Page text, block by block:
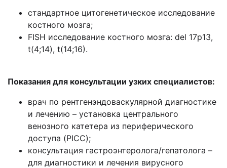
стандартное цитогенетическое исследование
костного мозга;
FISH исследование костного мозга: del 17p13,
t(4;14), t(14;16).
Показания для консультации узких специалистов:
врач по рентгенэндоваскулярной диагностике
и лечению – установка центрального
венозного катетера из периферического
доступа (PICC);
консультация гастроэнтеролога/гепатолога –
для диагностики и лечения вирусного